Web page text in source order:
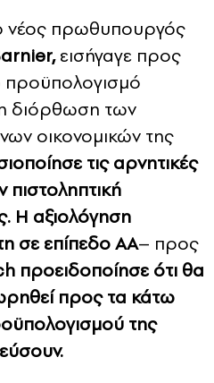
πρωθυπουργός
εισήγαγε προς
διόρθωση των
οικονομικών της
τις αρνητικές
πιστοληπτική
Η αξιολόγηση
σε επίπεδο AA– προς
προειδοποίησε ότι θα
προς τα κάτω
της